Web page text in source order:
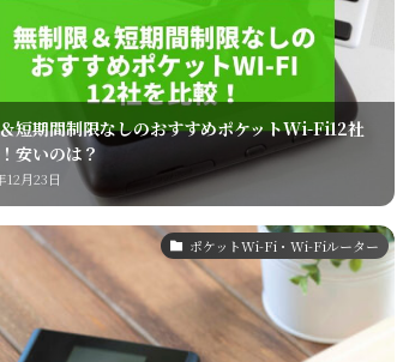
短期間制限なしのおすすめポケットWi-Fi12社
安いのは？
12月23日
ポケットWi-Fi・Wi-Fiルーター